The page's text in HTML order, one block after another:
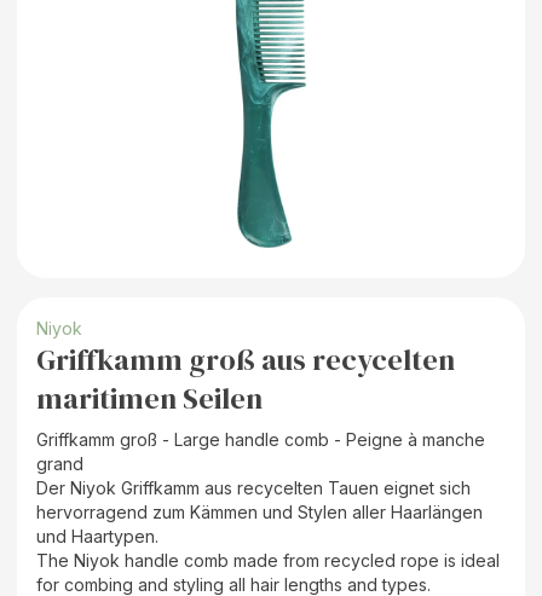
Niyok
Griffkamm groß aus recycelten
maritimen Seilen
Griffkamm groß - Large handle comb - Peigne à manche
grand
Der Niyok Griffkamm aus recycelten Tauen eignet sich
hervorragend zum Kämmen und Stylen aller Haarlängen
und Haartypen.
The Niyok handle comb made from recycled rope is ideal
for combing and styling all hair lengths and types.